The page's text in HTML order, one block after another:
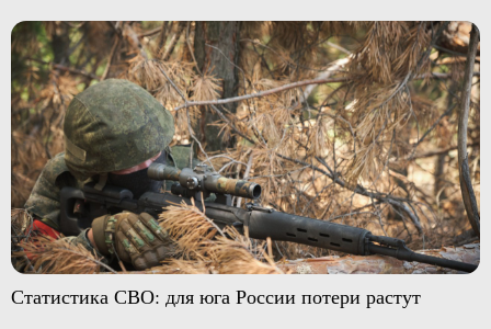
Статистика СВО: для юга России потери растут